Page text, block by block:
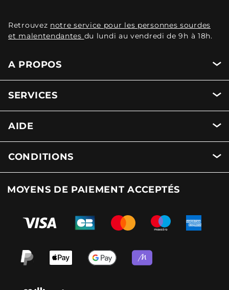
Retrouvez notre service pour les personnes sourdes
et malentendantes du lundi au vendredi de 9h à 18h.
A PROPOS
SERVICES
AIDE
CONDITIONS
MOYENS DE PAIEMENT ACCEPTÉS